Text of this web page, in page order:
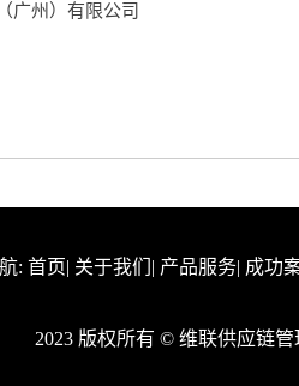
广州）有限公司
: 首页| 关于我们 | 产品服务| 成功
2023 版权所有 © 维联供应链